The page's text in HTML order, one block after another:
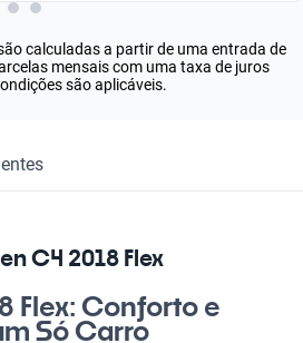
calculadas a partir de uma entrada de
mensais com uma taxa de juros
são aplicáveis.
C4 2018 Flex
Flex: Conforto e
Só Carro